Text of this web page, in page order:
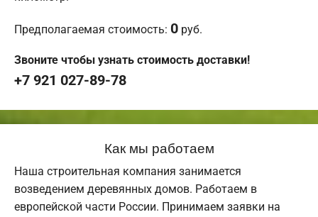
Предполагаемая стоимость: 0 руб.
Звоните чтобы узнать стоимость доставки!
+7 921 027-89-78
Как мы работаем
Наша строительная компания занимается
возведением деревянных домов. Работаем в
европейской части России. Принимаем заявки на